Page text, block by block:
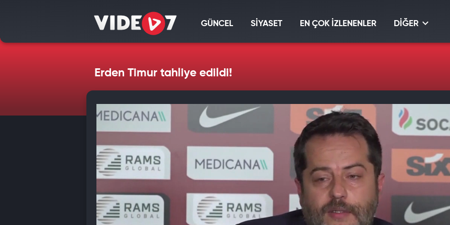
GÜNCEL SİYASET EN ÇOK İZLENENLER DİĞER
Erden Timur tahliye edildi!